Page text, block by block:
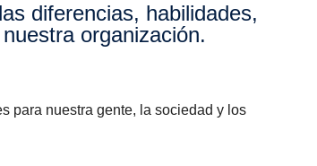
organización.
para nuestra gente, la sociedad y los